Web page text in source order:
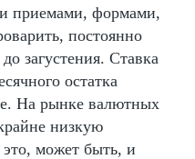
приемами, формами,
постоянно
загустения. Ставка
остатка
На рынке валютных
низкую
может быть, и